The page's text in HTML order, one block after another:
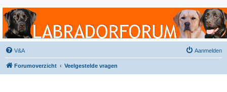
Labradorforum
Het gezelligste Labradorforum van Nederland en België!
V&A Aanmelden
Forumoverzicht Veelgestelde vragen